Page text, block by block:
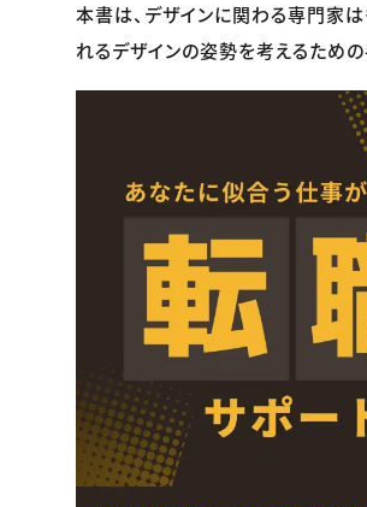
本書は、デザインに関わる専門家
れるデザインの姿勢を考えるため